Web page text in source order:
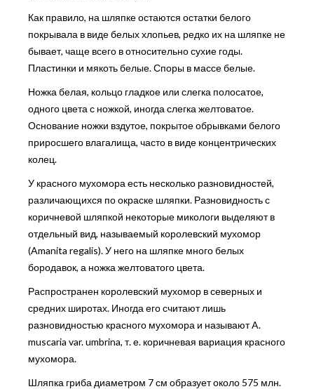
Как правило, на шляпке остаются остатки белого
покрывала в виде белых хлопьев, редко их на шляпке не
бывает, чаще всего в относительно сухие годы.
Пластинки и мякоть белые. Споры в массе белые.
Ножка белая, кольцо гладкое или слегка полосатое,
одного цвета с ножкой, иногда слегка желтоватое.
Основание ножки вздутое, покрытое обрывками белого
приросшего влагалища, часто в виде концентрических
колец.
У красного мухомора есть несколько разновидностей,
различающихся по окраске шляпки. Разновидность с
коричневой шляпкой некоторые микологи выделяют в
отдельный вид, называемый королевский мухомор
(Amanita regalis). У него на шляпке много белых
бородавок, а ножка желтоватого цвета.
Распространен королевский мухомор в северных и
средних широтах. Иногда его считают лишь
разновидностью красного мухомора и называют A.
muscaria var. umbrina, т. е. коричневая вариация красного
мухомора.
Шляпка гриба диаметром 7 см образует около 575 млн.